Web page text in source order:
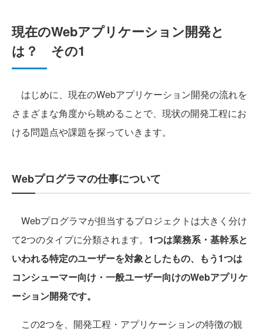
現在のWebアプリケーション開発と
は？ その1
はじめに、現在のWebアプリケーション開発の流れを
さまざまな角度から眺めることで、現状の開発工程にお
ける問題点や課題を探っていきます。
Webプログラマの仕事について
Webプログラマが担当するプロジェクトは大きく分け
て2つのタイプに分類されます。 1つは業務系・基幹系と
いわれる特定のユーザーを対象としたもの、もう1つは
コンシューマー向け・一般ユーザー向けのWebアプリケ
ーション開発です。
この2つを、開発工程・アプリケーションの特徴の観